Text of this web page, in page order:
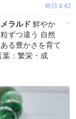
昨日 8:42
ラルド 鮮やか
ずつ違う 自然
る豊かさを育て
葉：繁栄・成